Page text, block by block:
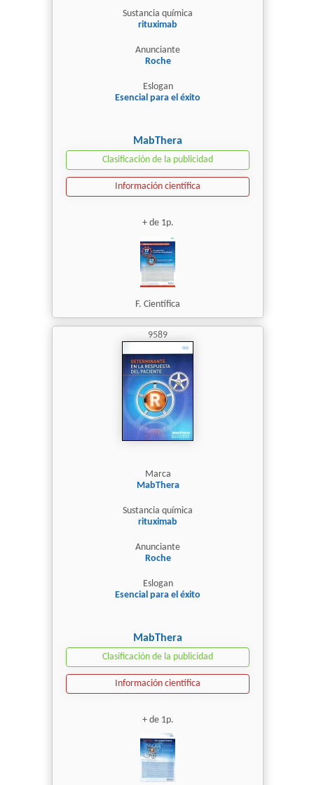
Sustancia química
rituximab
Anunciante
Roche
Eslogan
Esencial para el éxito
MabThera
Clasificación de la publicidad
Información científica
+ de 1p.
F. Científica
9589
Marca
MabThera
Sustancia química
rituximab
Anunciante
Roche
Eslogan
Esencial para el éxito
MabThera
Clasificación de la publicidad
Información científica
+ de 1p.